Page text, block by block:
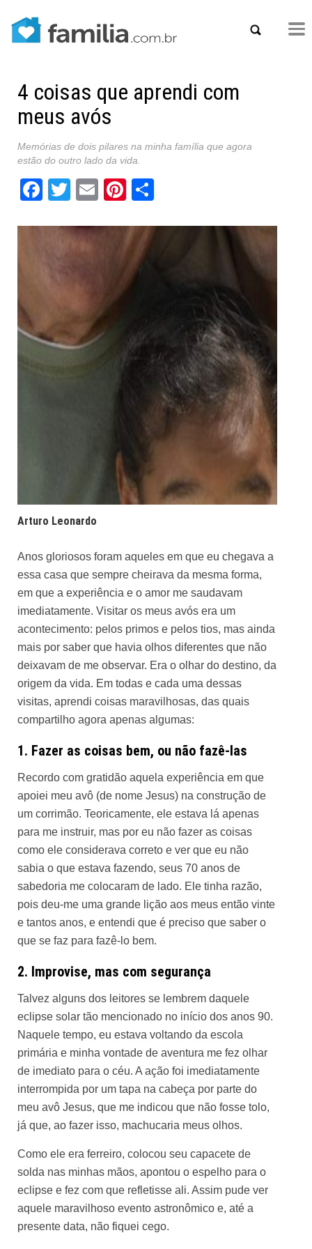
4 coisas que aprendi com
meus avós
Memórias de dois pilares na minha família que agora
estão do outro lado da vida.
Facebook
Twitter
EmailPinterest
Arturo Leonardo
Anos gloriosos foram aqueles em que eu chegava a
essa casa que sempre cheirava da mesma forma,
em que a experiência e o amor me saudavam
imediatamente. Visitar os meus avós era um
acontecimento: pelos primos e pelos tios, mas ainda
mais por saber que havia olhos diferentes que não
deixavam de me observar. Era o olhar do destino, da
origem da vida. Em todas e cada uma dessas
visitas, aprendi coisas maravilhosas, das quais
compartilho agora apenas algumas:
1. Fazer as coisas bem, ou não fazê-las
Recordo com gratidão aquela experiência em que
apoiei meu avô (de nome Jesus) na construção de
um corrimão. Teoricamente, ele estava lá apenas
para me instruir, mas por eu não fazer as coisas
como ele considerava correto e ver que eu não
sabia o que estava fazendo, seus 70 anos de
sabedoria me colocaram de lado. Ele tinha razão,
pois deu-me uma grande lição aos meus então vinte
e tantos anos, e entendi que é preciso que saber o
que se faz para fazê-lo bem.
2. Improvise, mas com segurança
Talvez alguns dos leitores se lembrem daquele
eclipse solar tão mencionado no início dos anos 90.
Naquele tempo, eu estava voltando da escola
primária e minha vontade de aventura me fez olhar
de imediato para o céu. A ação foi imediatamente
interrompida por um tapa na cabeça por parte do
meu avô Jesus, que me indicou que não fosse tolo,
já que, ao fazer isso, machucaria meus olhos.
Como ele era ferreiro, colocou seu capacete de
solda nas minhas mãos, apontou o espelho para o
eclipse e fez com que refletisse ali. Assim pude ver
aquele maravilhoso evento astronômico e, até a
presente data, não fiquei cego.